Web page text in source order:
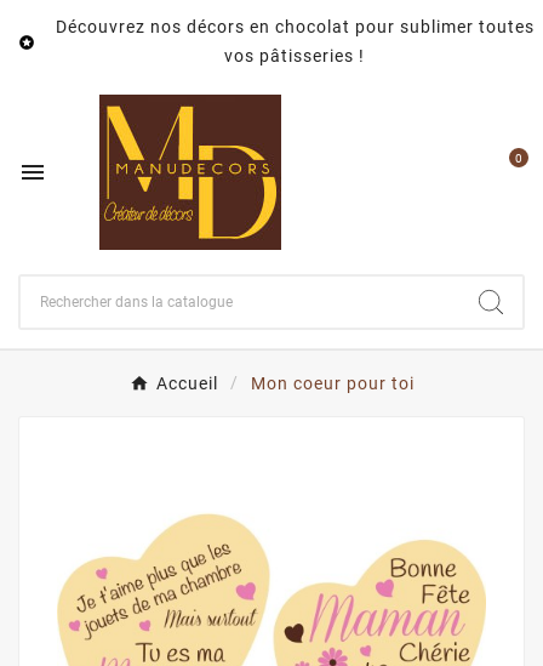

Découvrez nos décors en chocolat pour sublimer toutes
vos pâtisseries !
 0
Accueil Mon coeur pour toi